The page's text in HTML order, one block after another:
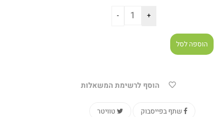
הוספה לסל
הוסף לרשימת המשאלות
טוויטר
שתף בפייסבוק